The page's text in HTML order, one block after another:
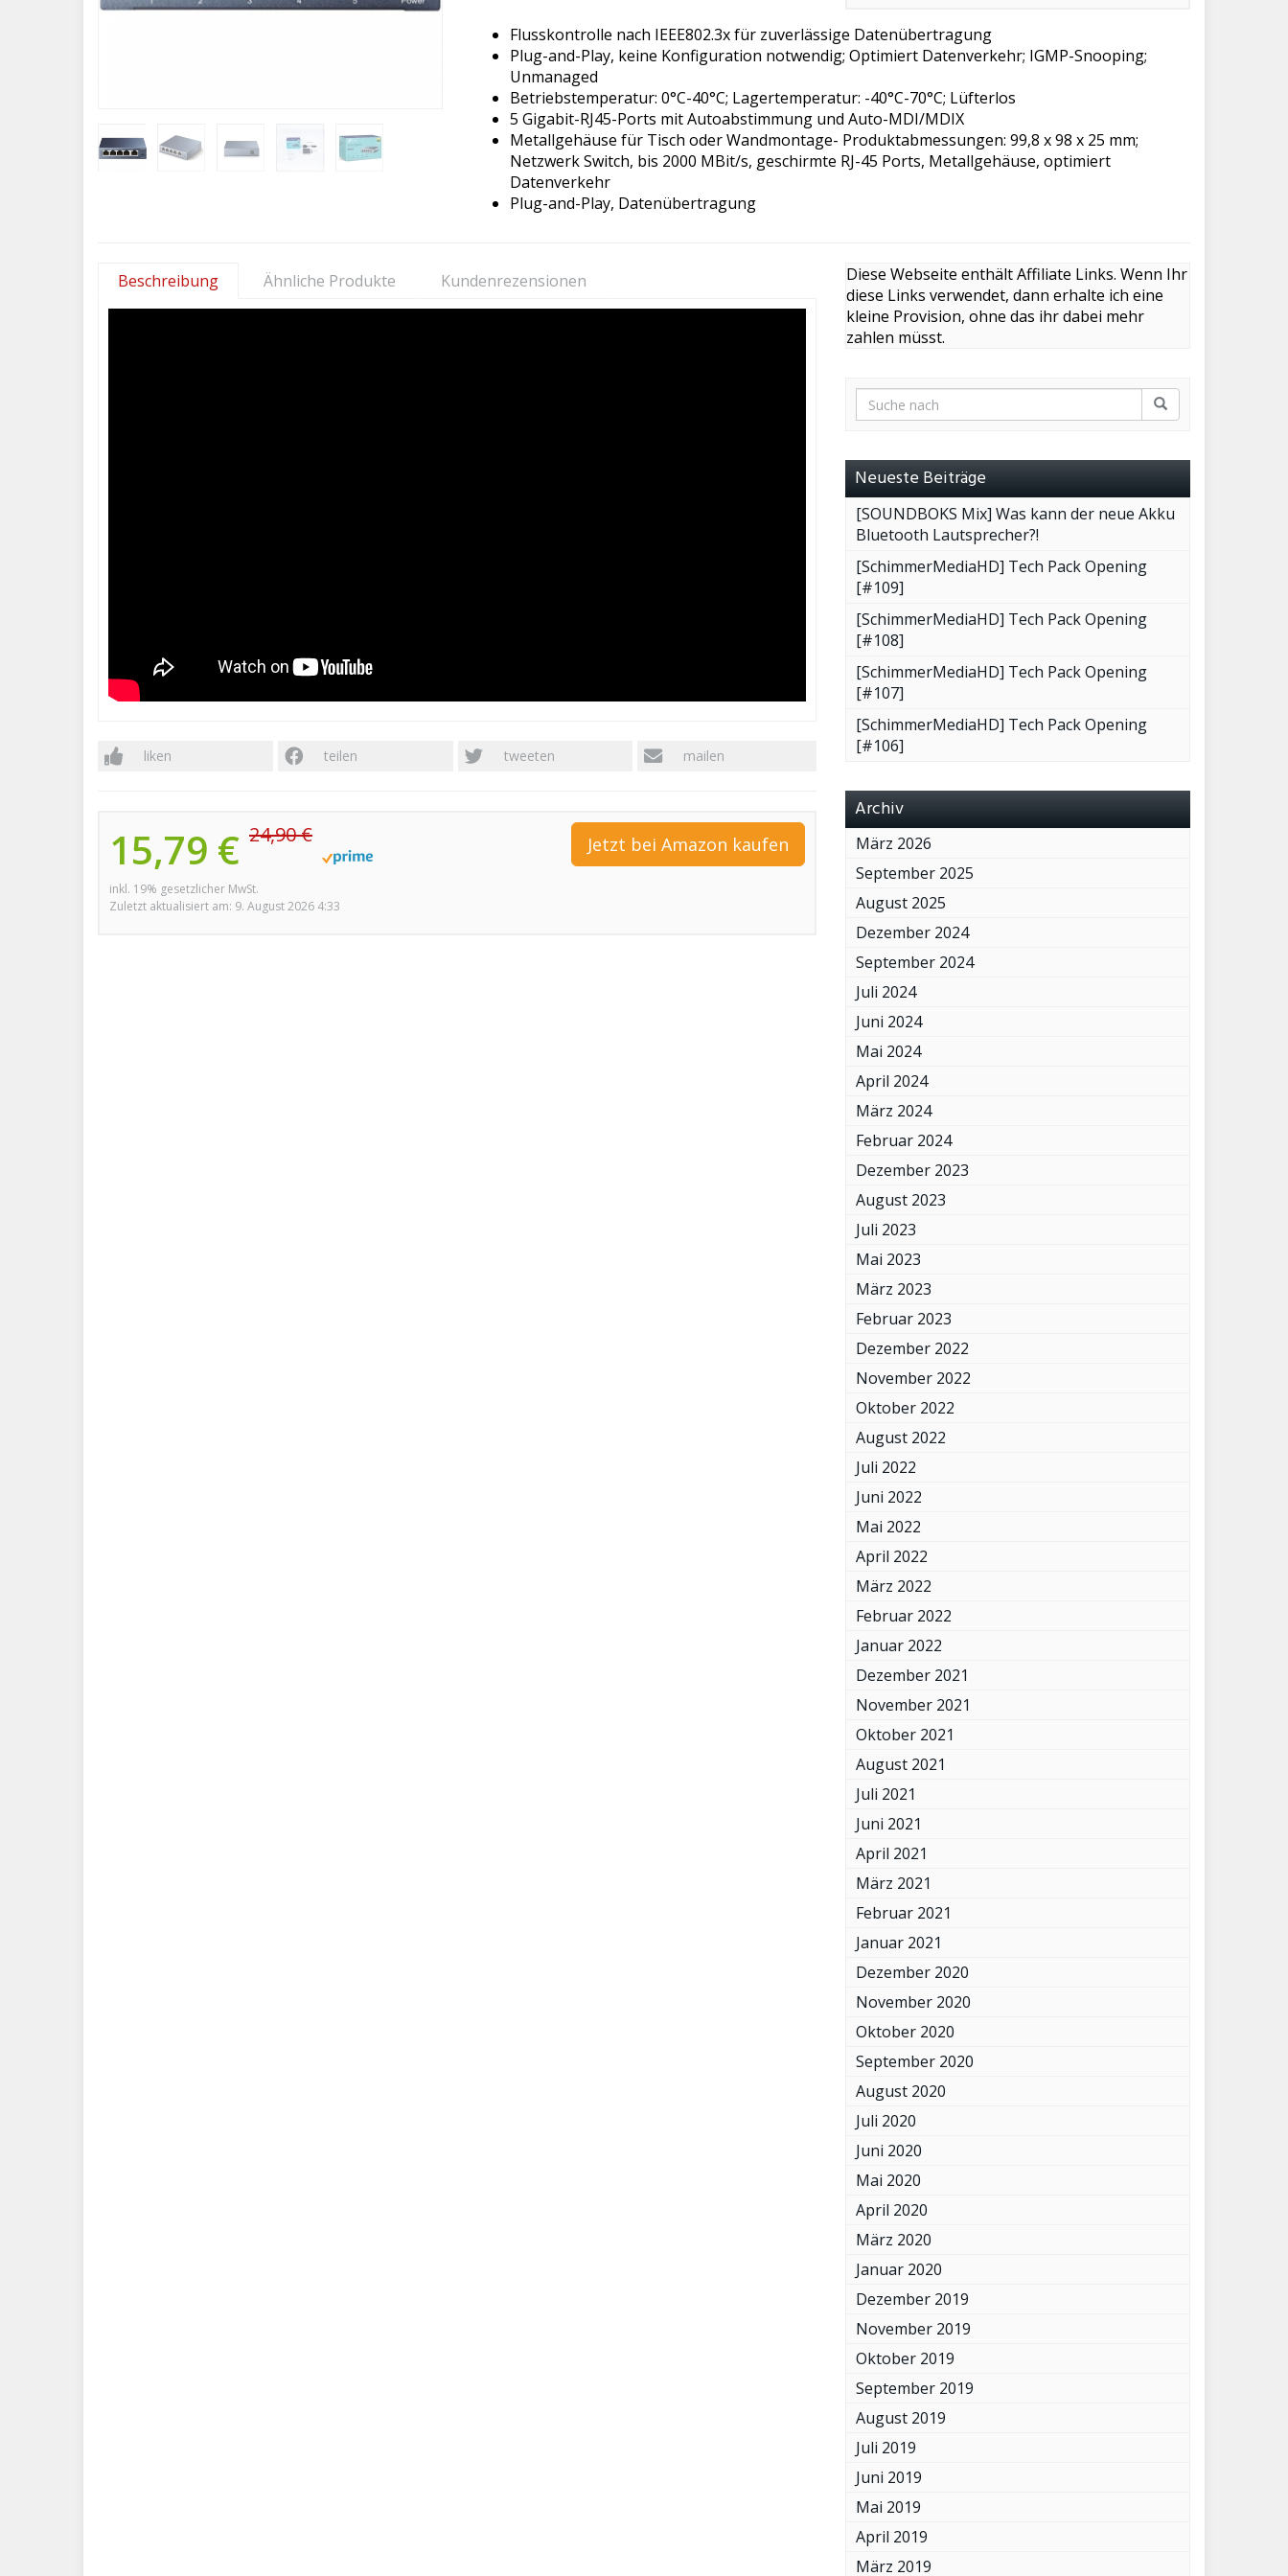
Flusskontrolle nach IEEE802.3x für zuverlässige Datenübertragung
Plug-and-Play, keine Konfiguration notwendig; Optimiert Datenverkehr; IGMP-Snooping;
Unmanaged
Betriebstemperatur: 0°C-40°C; Lagertemperatur: -40°C-70°C; Lüfterlos
5 Gigabit-RJ45-Ports mit Autoabstimmung und Auto-MDI/MDIX
Metallgehäuse für Tisch oder Wandmontage- Produktabmessungen: 99,8 x 98 x 25 mm;
Netzwerk Switch, bis 2000 MBit/s, geschirmte RJ-45 Ports, Metallgehäuse, optimiert
Datenverkehr
Plug-and-Play, Datenübertragung
Beschreibung Ähnliche Produkte Kundenrezensionen
liken teilen tweeten mailen
15,79 € 24,90 €
inkl. 19% gesetzlicher MwSt.
Zuletzt aktualisiert am: 9. August 2026 4:33
Jetzt bei Amazon kaufen
Diese Webseite enthält Affiliate Links. Wenn Ihr
diese Links verwendet, dann erhalte ich eine
kleine Provision, ohne das ihr dabei mehr
zahlen müsst.
Neueste Beiträge
[SOUNDBOKS Mix] Was kann der neue Akku
Bluetooth Lautsprecher?!
[SchimmerMediaHD] Tech Pack Opening
[#109]
[SchimmerMediaHD] Tech Pack Opening
[#108]
[SchimmerMediaHD] Tech Pack Opening
[#107]
[SchimmerMediaHD] Tech Pack Opening
[#106]
Archiv
März 2026
September 2025
August 2025
Dezember 2024
September 2024
Juli 2024
Juni 2024
Mai 2024
April 2024
März 2024
Februar 2024
Dezember 2023
August 2023
Juli 2023
Mai 2023
März 2023
Februar 2023
Dezember 2022
November 2022
Oktober 2022
August 2022
Juli 2022
Juni 2022
Mai 2022
April 2022
März 2022
Februar 2022
Januar 2022
Dezember 2021
November 2021
Oktober 2021
August 2021
Juli 2021
Juni 2021
April 2021
März 2021
Februar 2021
Januar 2021
Dezember 2020
November 2020
Oktober 2020
September 2020
August 2020
Juli 2020
Juni 2020
Mai 2020
April 2020
März 2020
Januar 2020
Dezember 2019
November 2019
Oktober 2019
September 2019
August 2019
Juli 2019
Juni 2019
Mai 2019
April 2019
März 2019